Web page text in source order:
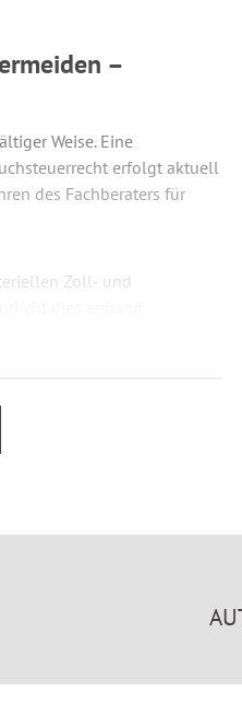
–
Weise. Eine
erfolgt aktuell
des Fachberaters für
Zoll- und
Dabei